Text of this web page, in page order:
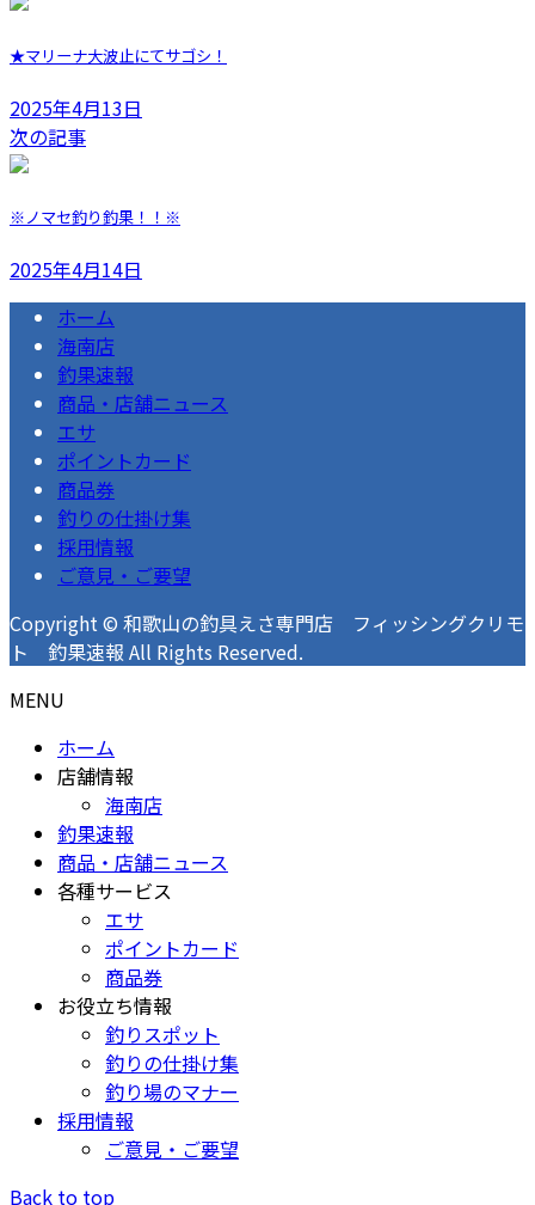
★マリーナ大波止にてサゴシ！
2025年4月13日
次の記事
※ノマセ釣り釣果！！※
2025年4月14日
ホーム
海南店
釣果速報
商品・店舗ニュース
エサ
ポイントカード
商品券
釣りの仕掛け集
採用情報
ご意見・ご要望
Copyright © 和歌山の釣具えさ専門店 フィッシングクリモ
ト 釣果速報 All Rights Reserved.
MENU
ホーム
店舗情報
海南店
釣果速報
商品・店舗ニュース
各種サービス
エサ
ポイントカード
商品券
お役立ち情報
釣りスポット
釣りの仕掛け集
釣り場のマナー
採用情報
ご意見・ご要望
Back to top